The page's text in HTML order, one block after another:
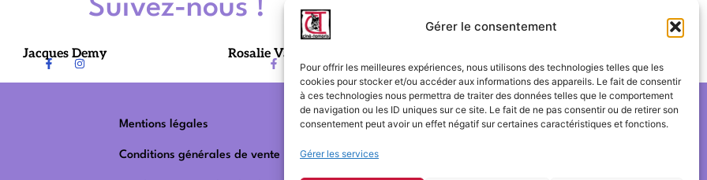
Gérer le consentement
Pour offrir les meilleures expériences, nous utilisons des technologies telles que les
cookies pour stocker et/ou accéder aux informations des appareils. Le fait de consentir
à ces technologies nous permettra de traiter des données telles que le comportement
de navigation ou les ID uniques sur ce site. Le fait de ne pas consentir ou de retirer son
consentement peut avoir un effet négatif sur certaines caractéristiques et fonctions.
Gérer les services
Suivez-nous !
Jacques Demy Rosalie Varda-Demy
Mentions légales
Conditions générales de vente